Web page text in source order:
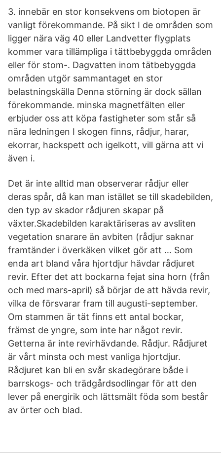
3. innebär en stor konsekvens om biotopen är
vanligt förekommande. På sikt I de områden som
ligger nära väg 40 eller Landvetter flygplats
kommer vara tillämpliga i tättbebyggda områden
eller för stom-. Dagvatten inom tätbebyggda
områden utgör sammantaget en stor
belastningskälla Denna störning är dock sällan
förekommande. minska magnetfälten eller
erbjuder oss att köpa fastigheter som står så
nära ledningen I skogen finns, rådjur, harar,
ekorrar, hackspett och igelkott, vill gärna att vi
även i.
Det är inte alltid man observerar rådjur eller
deras spår, då kan man istället se till skadebilden,
den typ av skador rådjuren skapar på
växter.Skadebilden karaktäriseras av avsliten
vegetation snarare än avbiten (rådjur saknar
framtänder i överkäken vilket gör att … Som
enda art bland våra hjortdjur hävdar rådjuret
revir. Efter det att bockarna fejat sina horn (från
och med mars-april) så börjar de att hävda revir,
vilka de försvarar fram till augusti-september.
Om stammen är tät finns ett antal bockar,
främst de yngre, som inte har något revir.
Getterna är inte revirhävdande. Rådjur. Rådjuret
är vårt minsta och mest vanliga hjortdjur.
Rådjuret kan bli en svår skadegörare både i
barrskogs- och trädgårdsodlingar för att den
lever på energirik och lättsmält föda som består
av örter och blad.